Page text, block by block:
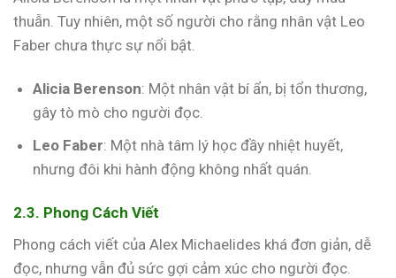
thuẫn. Tuy nhiên, một số người cho rằng nhân vật Leo
Faber chưa thực sự nổi bật.
Alicia Berenson: Một nhân vật bí ẩn, bị tổn thương,
gây tò mò cho người đọc.
Leo Faber: Một nhà tâm lý học đầy nhiệt huyết,
nhưng đôi khi hành động không nhất quán.
2.3. Phong Cách Viết
Phong cách viết của Alex Michaelides khá đơn giản, dễ
đọc, nhưng vẫn đủ sức gợi cảm xúc cho người đọc.